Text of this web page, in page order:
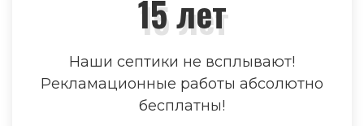
15 лет
Наши септики не всплывают!
Рекламационные работы абсолютно
бесплатны!